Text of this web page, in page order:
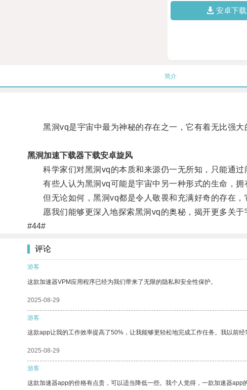
安卓下载
简介
黑洞vq是宇宙中最为神秘的存在之一，它有着无比强大
黑洞加速下载器下载安卓旋风
科学家们对黑洞vq的本质和来源仍一无所知，只能通过
有些人认为黑洞vq可能是宇宙中另一种形式的生命，拥
但无论如何，黑洞vq都是令人敬畏和充满好奇的存在，
愿我们能够更深入地探索黑洞vq的奥秘，揭开更多关于
#44#
评论
游客
这款加速器VPM应用程序已经为我们带来了无限的隐私和安全性保护。
2025-08-29
游客
这款app让我的工作效率提高了50%，让我能够更轻松地完成工作任务。我以前
2025-08-29
游客
这款加速器app的价格有点贵，可以适当降低一些。我个人觉得，一款加速器app